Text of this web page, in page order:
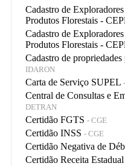
Cadastro de
Produtos Florestais -
Cadastro de
Produtos Florestais -
Cadastro de
IDARON
Carta de Serviço SUPEL
Central de Consultas e
DETRAN
Certidão FGTS - CGE
Certidão INSS - CGE
Certidão Negativa de
Certidão Receita Estadual